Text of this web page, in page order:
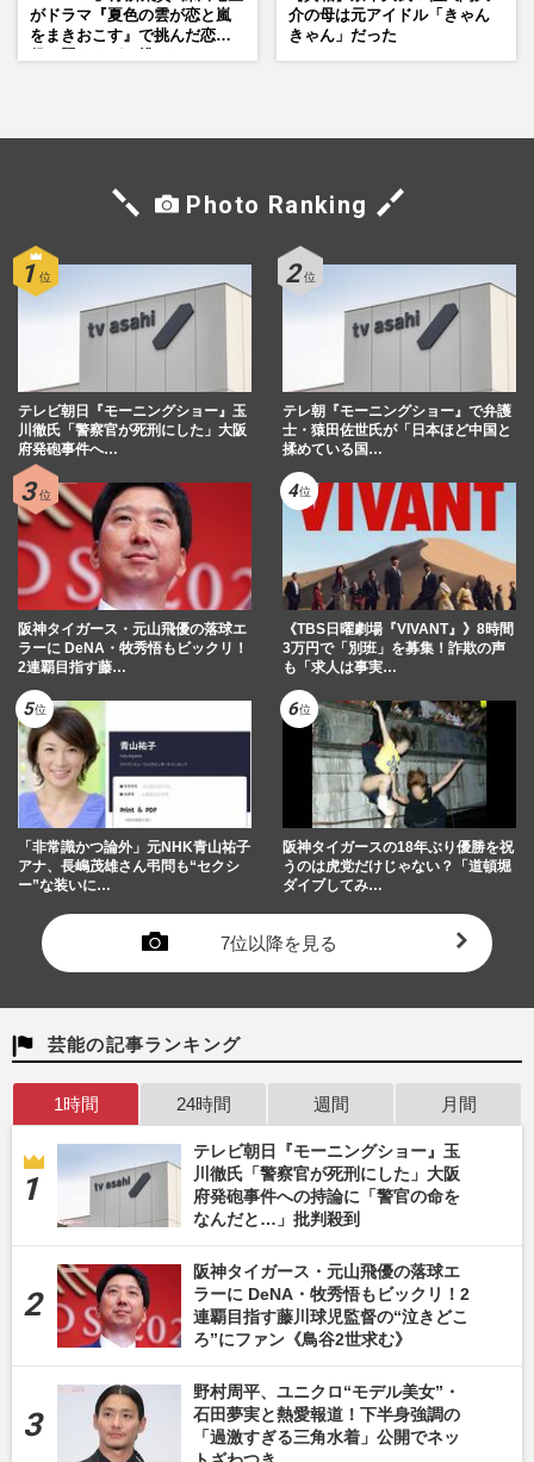
がドラマ『夏色の雲が恋と嵐
をまきおこす』で挑んだ恋人
介の母は元アイドル「きゃん
きゃん」だった
Photo Ranking
テレビ朝日『モーニングショー』玉
川徹氏「警察官が死刑にした」大阪
府発砲事件へ…
テレ朝『モーニングショー』で弁護
士・猿田佐世氏が「日本ほど中国と
揉めている国…
阪神タイガース・元山飛優の落球エ
ラーに DeNA・牧秀悟もビックリ！
2連覇目指す藤…
《TBS日曜劇場『VIVANT』》8時間
3万円で「別班」を募集！詐欺の声
も「求人は事実…
「非常識かつ論外」元NHK青山祐子
アナ、長嶋茂雄さん弔問も“セクシ
ー”な装いに…
阪神タイガースの18年ぶり優勝を祝
うのは虎党だけじゃない？「道頓堀
ダイブしてみ…
7位以降を見る
芸能の記事ランキング
1時間 24時間 週間 月間
テレビ朝日『モーニングショー』玉
川徹氏「警察官が死刑にした」大阪
府発砲事件への持論に「警官の命を
なんだと…」批判殺到
阪神タイガース・元山飛優の落球エ
ラーに DeNA・牧秀悟もビックリ！2
連覇目指す藤川球児監督の“泣きどこ
ろ”にファン《鳥谷2世求む》
野村周平、ユニクロ“モデル美女”・
石田夢実と熱愛報道！下半身強調の
「過激すぎる三角水着」公開でネッ